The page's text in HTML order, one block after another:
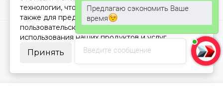
2026 © ДЕТЕКТОР ГАЗА 1.Карта сайта
технологии, чтобы помочь Вам в навигации, а
также для предоставления лучшего
пользовательского опыта и анализа
использования наших продуктов и услуг.
Принять Введите сообщение
Предлагаю сэкономить Ваше
время